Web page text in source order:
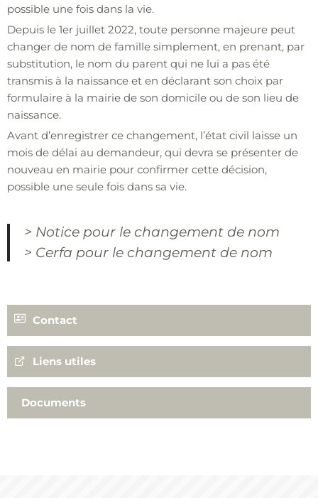
possible une fois dans la vie.
Depuis le 1er juillet 2022, toute personne majeure peut
changer de nom de famille simplement, en prenant, par
substitution, le nom du parent qui ne lui a pas été
transmis à la naissance et en déclarant son choix par
formulaire à la mairie de son domicile ou de son lieu de
naissance.
Avant d’enregistrer ce changement, l’état civil laisse un
mois de délai au demandeur, qui devra se présenter de
nouveau en mairie pour confirmer cette décision,
possible une seule fois dans sa vie.
> Notice pour le changement de nom
> Cerfa pour le changement de nom
Contact
02 97 85 30 30
contact.mairie@inzinzac-lochrist.fr
Liens utiles
Documents